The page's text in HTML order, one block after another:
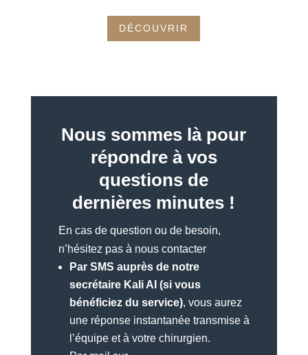
DÉCOUVRIR
Nous sommes là pour
répondre à vos
questions de
dernières minutes !
En cas de question ou de besoin,
n’hésitez pas à nous contacter
Par SMS auprès de notre
secrétaire Kali AI (si vous
bénéficiez du service), vous aurez
une réponse instantanée transmise à
l’équipe et à votre chirurgien.